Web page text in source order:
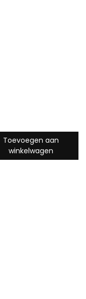
Toevoegen aan
winkelwagen